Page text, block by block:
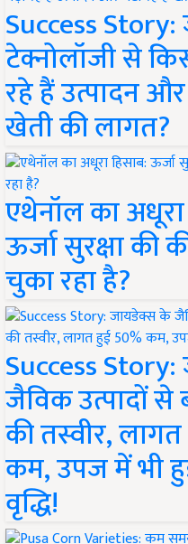
Success
टेक्नोलॉजी से
रहे हैं उत्पादन
खेती की लागत?
एथेनॉल का
ऊर्जा सुरक्षा की
चुका रहा है?
Success
जैविक उत्पादों
की तस्वीर,
कम, उपज में भी
वृद्धि!